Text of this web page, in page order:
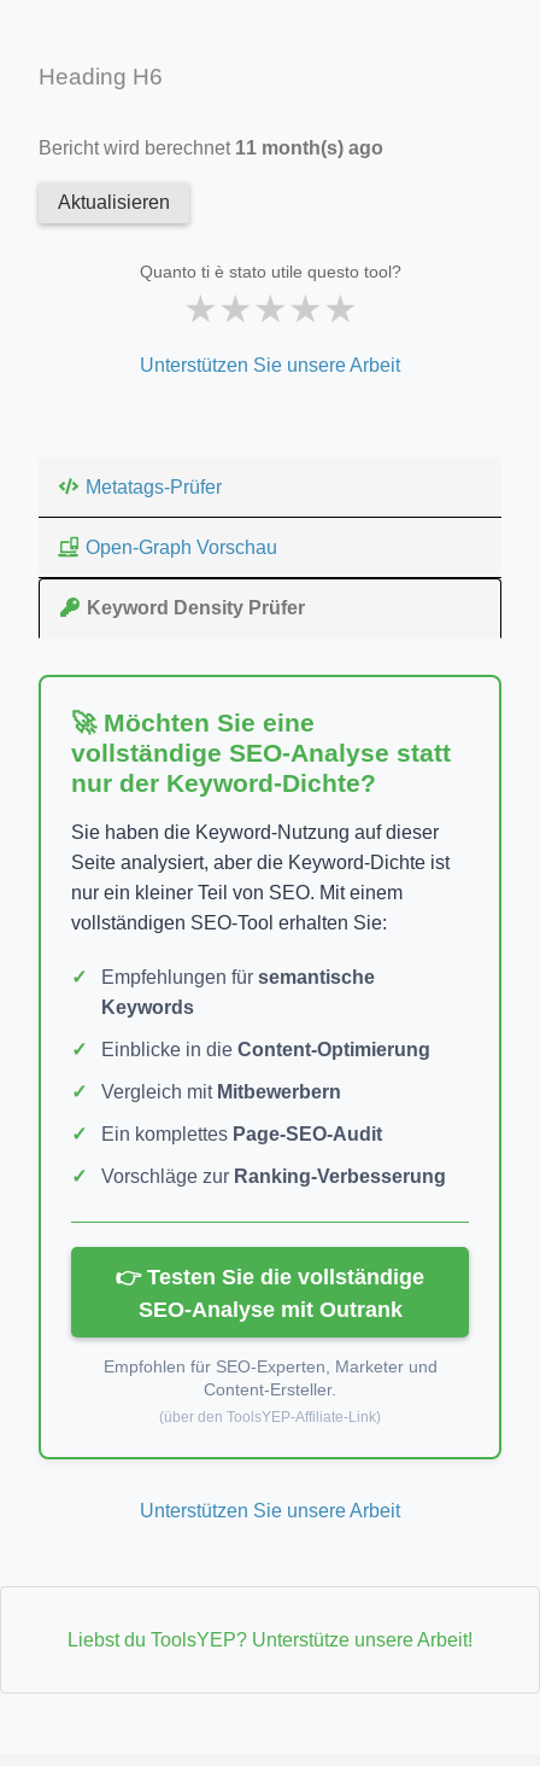
Heading H6
Bericht wird berechnet 11 month(s) ago
Aktualisieren
Quanto ti è stato utile questo tool?
★★★★★
Unterstützen Sie unsere Arbeit
Metatags-Prüfer
Open-Graph Vorschau
Keyword Density Prüfer
🚀 Möchten Sie eine
vollständige SEO-Analyse statt
nur der Keyword-Dichte?
Sie haben die Keyword-Nutzung auf dieser
Seite analysiert, aber die Keyword-Dichte ist
nur ein kleiner Teil von SEO. Mit einem
vollständigen SEO-Tool erhalten Sie:
Empfehlungen für semantische
Keywords
Einblicke in die Content-Optimierung
Vergleich mit Mitbewerbern
Ein komplettes Page-SEO-Audit
Vorschläge zur Ranking-Verbesserung
👉 Testen Sie die vollständige
SEO-Analyse mit Outrank
Empfohlen für SEO-Experten, Marketer und
Content-Ersteller.
(über den ToolsYEP-Affiliate-Link)
Unterstützen Sie unsere Arbeit
Liebst du ToolsYEP? Unterstütze unsere Arbeit!